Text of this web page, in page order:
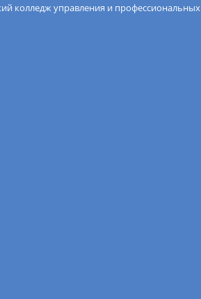
колледж управления и профессиональных